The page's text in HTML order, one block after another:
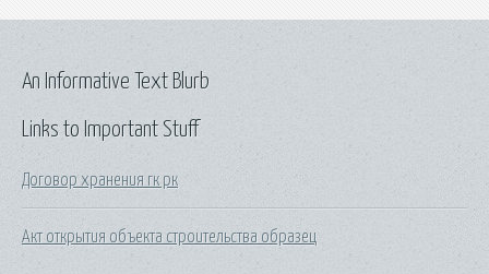
Links to Important Stuff
Договор хранения гк рк
Акт открытия объекта строительства образец
An Informative Text Blurb